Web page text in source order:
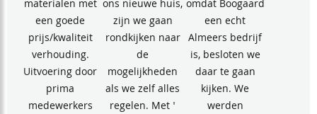
materialen met
een goede
prijs/kwaliteit
verhouding.
Uitvoering door
prima
medewerkers
ons nieuwe huis,
zijn we gaan
rondkijken naar
de
mogelijkheden
als we zelf alles
regelen. Met '
omdat Boogaard
een echt
Almeers bedrijf
is, besloten we
daar te gaan
kijken. We
werden